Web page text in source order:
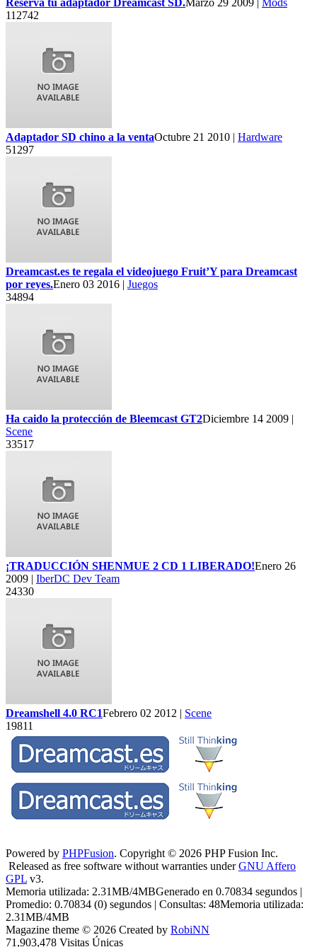
112742
Adaptador SD chino a la ventaOctubre 21 2010 | Hardware
51297
Dreamcast.es te regala el videojuego Fruit’Y para Dreamcast
por reyes.Enero 03 2016 | Juegos
34894
Ha caido la protección de Bleemcast GT2Diciembre 14 2009 |
Scene
33517
¡TRADUCCIÓN SHENMUE 2 CD 1 LIBERADO!Enero 26
2009 | IberDC Dev Team
24330
Dreamshell 4.0 RC1Febrero 02 2012 | Scene
19811
Powered by PHPFusion. Copyright © 2026 PHP Fusion Inc.
Released as free software without warranties underGNU Affero
GPL v3.
Memoria utilizada: 2.31MB/4MBGenerado en 0.70834 segundos |
Promedio: 0.70834 (0) segundos | Consultas: 48Memoria utilizada:
2.31MB/4MB
Magazine theme © 2026 Created by RobiNN
71,903,478 Visitas Únicas